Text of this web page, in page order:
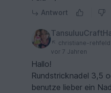
Antwort
christiane-rehfeld
vor 7 Jahren
Hallo!
Rundstricknadel 3,5
benutze lieber ein